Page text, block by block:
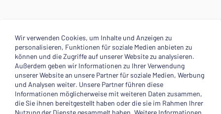
Über uns About
© 2025 Deutsche Stiftung Völkerverständigung
Impressum Datenschutzerklärung Kontakt
Wir verwenden Cookies, um Inhalte und Anzeigen zu
personalisieren, Funktionen für soziale Medien anbieten zu
können und die Zugriffe auf unserer Website zu analysieren.
Außerdem geben wir Informationen zu Ihrer Verwendung
unserer Website an unsere Partner für soziale Medien, Werbung
und Analysen weiter. Unsere Partner führen diese
Informationen möglicherweise mit weiteren Daten zusammen,
die Sie ihnen bereitgestellt haben oder die sie im Rahmen Ihrer
Nutzung der Dienste gesammelt haben. Weitere Informationen